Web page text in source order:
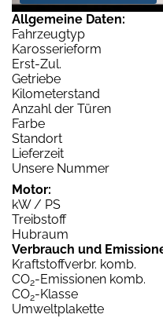
Allgemeine Daten:
Fahrzeugtyp
Karosserieform
Erst-Zul.
Getriebe
Kilometerstand
Anzahl der Türen
Farbe
Standort
Lieferzeit
Unsere Nummer
Motor:
kW / PS
Treibstoff
Hubraum
Verbrauch und
Kraftstoffverbr. komb.
CO2-Emissionen komb.
CO2-Klasse
Umweltplakette